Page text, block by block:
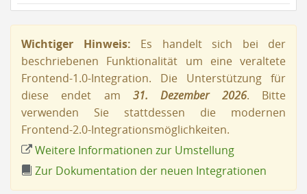
Wichtiger Hinweis: Es handelt sich bei der
beschriebenen Funktionalität um eine veraltete
Frontend-1.0-Integration. Die Unterstützung für
diese endet am 31. Dezember 2026. Bitte
verwenden Sie stattdessen die modernen
Frontend-2.0-Integrationsmöglichkeiten.
Weitere Informationen zur Umstellung
Zur Dokumentation der neuen Integrationen